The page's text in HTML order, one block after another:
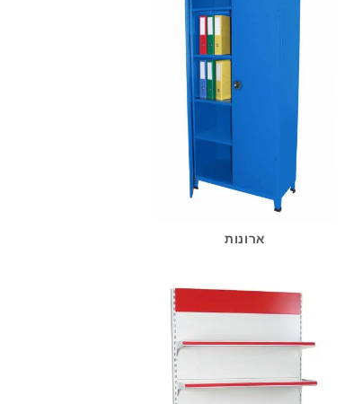
ארונות